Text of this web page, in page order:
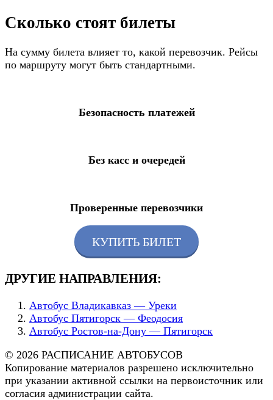
Сколько стоят билеты
На сумму билета влияет то, какой перевозчик. Рейсы
по маршруту могут быть стандартными.
Безопасность платежей
Без касс и очередей
Проверенные перевозчики
КУПИТЬ БИЛЕТ
ДРУГИЕ НАПРАВЛЕНИЯ:
Автобус Владикавказ — Уреки
Автобус Пятигорск — Феодосия
Автобус Ростов-на-Дону — Пятигорск
© 2026 РАСПИСАНИЕ АВТОБУСОВ
Копирование материалов разрешено исключительно
при указании активной ссылки на первоисточник или
согласия администрации сайта.